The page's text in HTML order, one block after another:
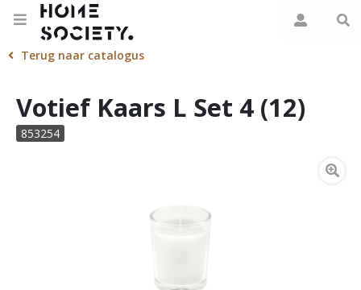
Terug naar catalogus
Votief Kaars L Set 4 (12)
853254